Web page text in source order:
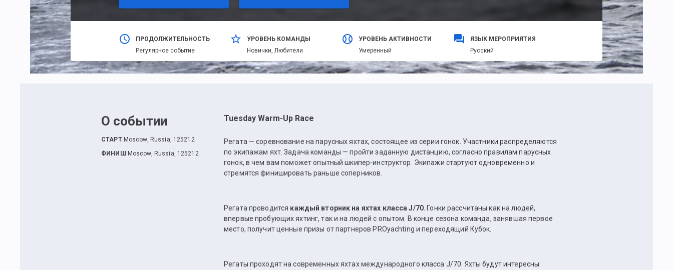
ПРОДОЛЖИТЕЛЬНОСТЬ
Регулярное событие
УРОВЕНЬ КОМАНДЫ
Новички,Любители
УРОВЕНЬ АКТИВНОСТИ
Умеренный
ЯЗЫК МЕРОПРИЯТИЯ
Русский
О событии
СТАРТ: Moscow, Russia, 125212
ФИНИШ : Moscow, Russia, 125212
Tuesday Warm-Up Race
Регата — соревнование на парусных яхтах, состоящее из серии гонок. Участники распределяются
по экипажам яхт. Задача команды — пройти заданную дистанцию, согласно правилам парусных
гонок, в чем вам поможет опытный шкипер-инструктор. Экипажи стартуют одновременно и
стремятся финишировать раньше соперников.
Регата проводится каждый вторник на яхтах класса J/70. Гонки рассчитаны как на людей,
впервые пробующих яхтинг, так и на людей с опытом. В конце сезона команда, занявшая первое
место, получит ценные призы от партнеров PROyachting и переходящий Кубок.
Регаты проходят на современных яхтах международного класса J/70. Яхты будут интересны